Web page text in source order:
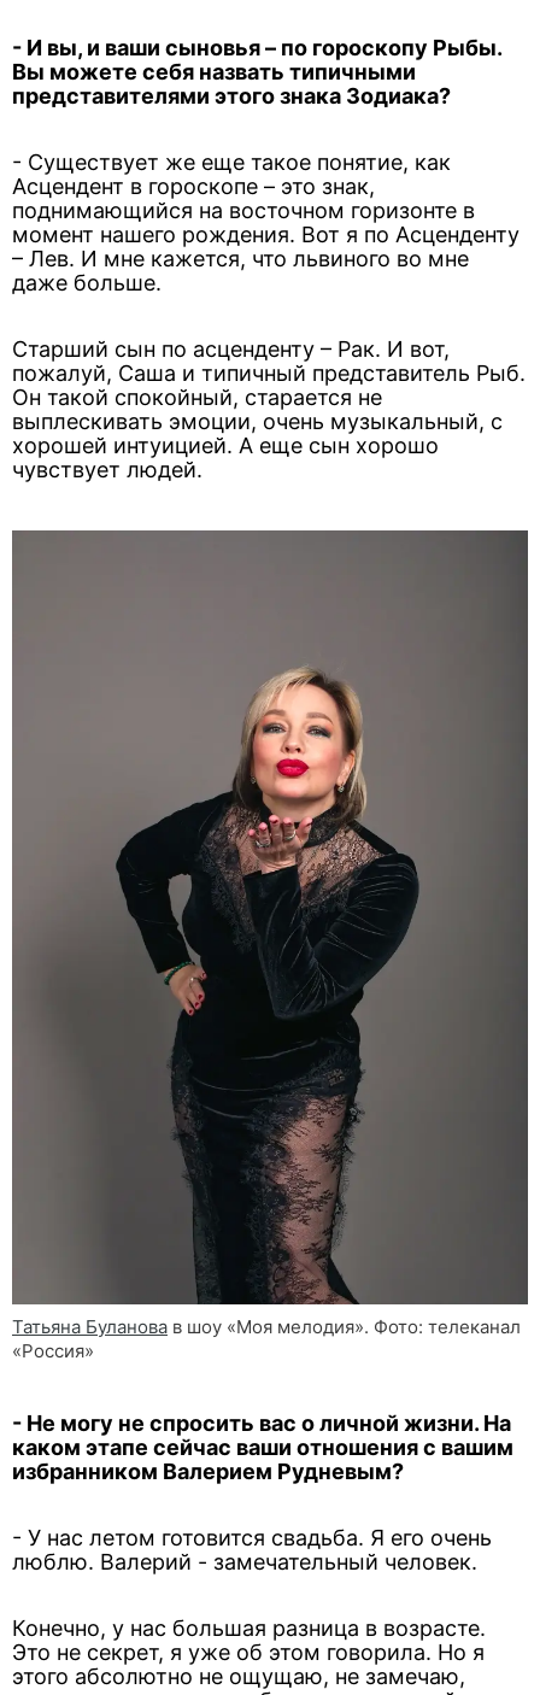
- И вы, и ваши сыновья – по гороскопу Рыбы.
Вы можете себя назвать типичными
представителями этого знака Зодиака?
- Существует же еще такое понятие, как
Асцендент в гороскопе – это знак,
поднимающийся на восточном горизонте в
момент нашего рождения. Вот я по Асценденту
– Лев. И мне кажется, что львиного во мне
даже больше.
Старший сын по асценденту – Рак. И вот,
пожалуй, Саша и типичный представитель Рыб.
Он такой спокойный, старается не
выплескивать эмоции, очень музыкальный, с
хорошей интуицией. А еще сын хорошо
чувствует людей.
Татьяна Буланова в шоу «Моя мелодия». Фото: телеканал
«Россия»
- Не могу не спросить вас о личной жизни. На
каком этапе сейчас ваши отношения с вашим
избранником Валерием Рудневым?
- У нас летом готовится свадьба. Я его очень
люблю. Валерий - замечательный человек.
Конечно, у нас большая разница в возрасте.
Это не секрет, я уже об этом говорила. Но я
этого абсолютно не ощущаю, не замечаю,